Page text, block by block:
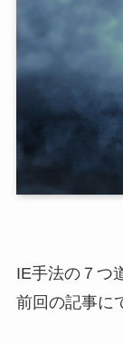
IE手法の７つ
前回の記事に